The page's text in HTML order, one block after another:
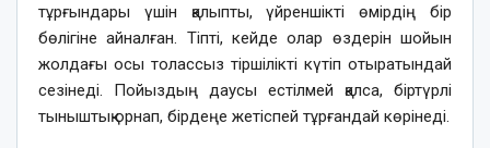
тұрғындары үшін қалыпты, үйреншікті өмірдің бір
бөлігіне айналған. Тіпті, кейде олар өздерін шойын
жолдағы осы толассыз тіршілікті күтіп отыратындай
сезінеді. Пойыздың даусы естілмей қалса, біртүрлі
тыныштық орнап, бірдеңе жетіспей тұрғандай көрінеді.